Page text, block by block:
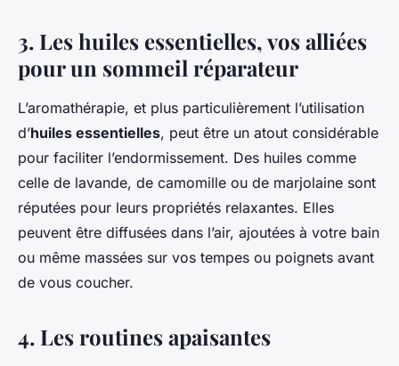
3. Les huiles essentielles, vos alliées
pour un sommeil réparateur
L’aromathérapie, et plus particulièrement l’utilisation
d’huiles essentielles, peut être un atout considérable
pour faciliter l’endormissement. Des huiles comme
celle de lavande, de camomille ou de marjolaine sont
réputées pour leurs propriétés relaxantes. Elles
peuvent être diffusées dans l’air, ajoutées à votre bain
ou même massées sur vos tempes ou poignets avant
de vous coucher.
4. Les routines apaisantes